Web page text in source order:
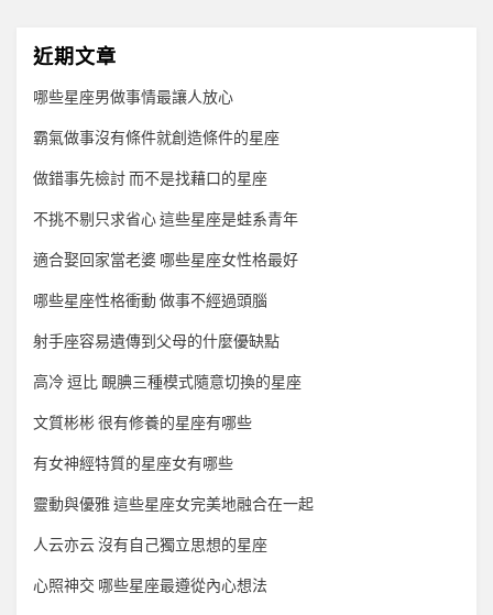
近期文章
哪些星座男做事情最讓人放心
霸氣做事沒有條件就創造條件的星座
做錯事先檢討 而不是找藉口的星座
不挑不剔只求省心 這些星座是蛙系青年
適合娶回家當老婆 哪些星座女性格最好
哪些星座性格衝動 做事不經過頭腦
射手座容易遺傳到父母的什麼優缺點
高冷 逗比 靦腆三種模式隨意切換的星座
文質彬彬 很有修養的星座有哪些
有女神經特質的星座女有哪些
靈動與優雅 這些星座女完美地融合在一起
人云亦云 沒有自己獨立思想的星座
心照神交 哪些星座最遵從內心想法